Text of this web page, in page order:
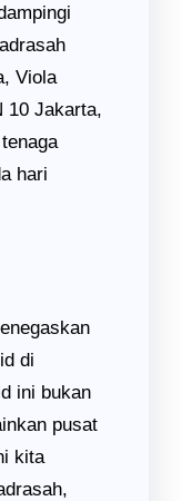
Viola
10 Jakarta,
hari
di
ini bukan
pusat
kita